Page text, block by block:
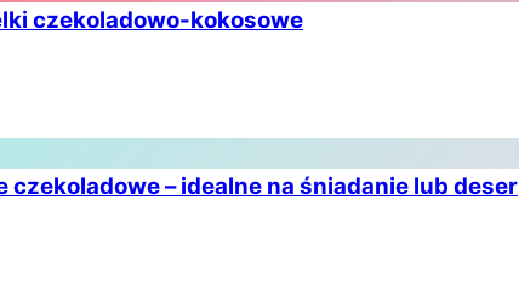
czekoladowo-kokosowe
czekoladowe – idealne na śniadanie lub deser